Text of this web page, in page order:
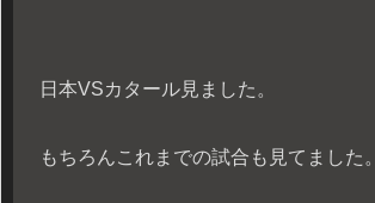
日本VSカタール見ました。
もちろんこれまでの試合も見てました。